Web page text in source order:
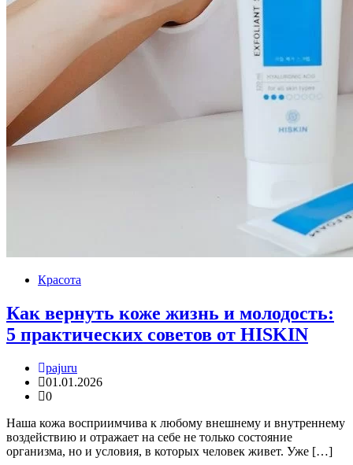
Красота
Как вернуть коже жизнь и молодость:
5 практических советов от HISKIN
pajuru
01.01.2026
0
Наша кожа восприимчива к любому внешнему и внутреннему
воздействию и отражает на себе не только состояние
организма, но и условия, в которых человек живет. Уже […]